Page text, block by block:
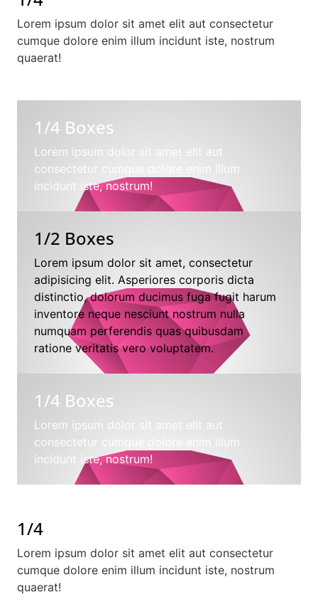
Lorem ipsum dolor sit amet elit aut consectetur
cumque dolore enim illum incidunt iste, nostrum
quaerat!
1/4 Boxes
Lorem ipsum dolor sit amet elit aut
consectetur cumque dolore enim illum
incidunt iste, nostrum!
1/2 Boxes
Lorem ipsum dolor sit amet, consectetur
adipisicing elit. Asperiores corporis dicta
distinctio, dolorum ducimus fuga fugit harum
inventore neque nesciunt nostrum nulla
numquam perferendis quas quibusdam
ratione veritatis vero voluptatem.
1/4 Boxes
Lorem ipsum dolor sit amet elit aut
consectetur cumque dolore enim illum
incidunt iste, nostrum!
1/4
Lorem ipsum dolor sit amet elit aut consectetur
cumque dolore enim illum incidunt iste, nostrum
quaerat!